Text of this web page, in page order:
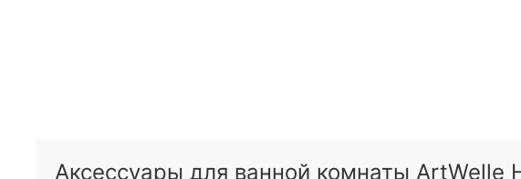
Аксессуары для ванной комнаты ArtWelle